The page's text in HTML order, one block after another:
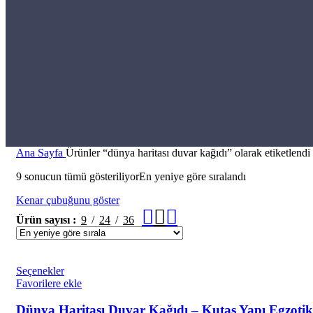
Ana Sayfa Ürünler “dünya haritası duvar kağıdı” olarak etiketlendi
9 sonucun tümü gösteriliyorEn yeniye göre sıralandı
Kenar çubuğunu göster
Ürün sayısı
9 24 36
Seçenekler
Favorilere ekle